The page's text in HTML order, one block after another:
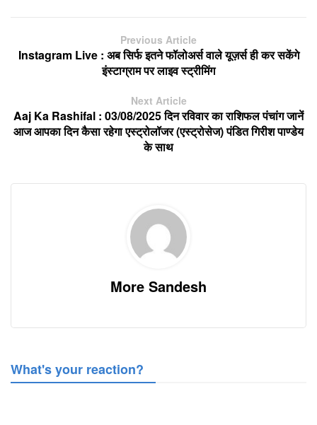
Previous Article
Instagram Live : अब सिर्फ इतने फॉलोअर्स वाले यूज़र्स ही कर सकेंगे
इंस्टाग्राम पर लाइव स्ट्रीमिंग
Next Article
Aaj Ka Rashifal : 03/08/2025 दिन रविवार का राशिफल पंचांग जानें
आज आपका दिन कैसा रहेगा एस्ट्रोलॉजर (एस्ट्रोसेज) पंडित गिरीश पाण्डेय
के साथ
More Sandesh
What's your reaction?